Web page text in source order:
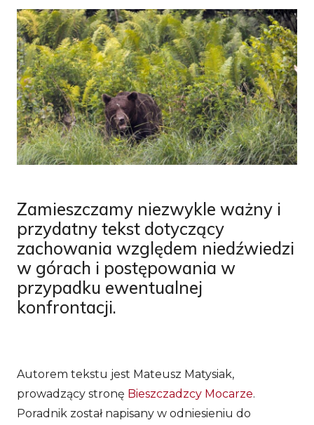
Zamieszczamy niezwykle ważny i
przydatny tekst dotyczący
zachowania względem niedźwiedzi
w górach i postępowania w
przypadku ewentualnej
konfrontacji.
Autorem tekstu jest Mateusz Matysiak,
prowadzący stronę Bieszczadzcy Mocarze.
Poradnik został napisany w odniesieniu do